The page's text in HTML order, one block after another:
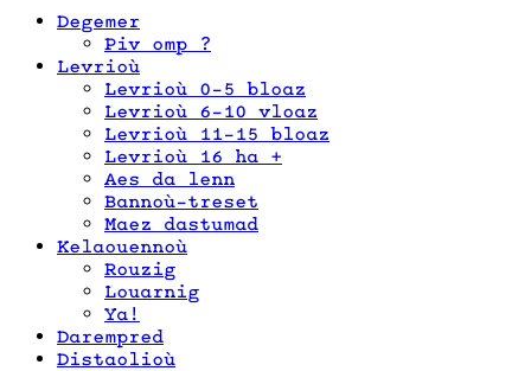
Degemer
Piv omp ?
Levrioù
Levrioù 0-5 bloaz
Levrioù 6-10 vloaz
Levrioù 11-15 bloaz
Levrioù 16 ha +
Aes da lenn
Bannoù-treset
Maez dastumad
Kelaouennoù
Rouzig
Louarnig
Ya!
Darempred
Distaolioù